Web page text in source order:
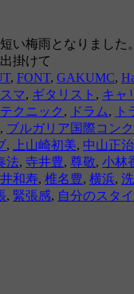
い梅雨となりまし
掛けて
, FONT, GAKUMC,
マ, ギタリスト , キャ
テクニック , ドラム, ト
, ブルガリア国際コン
, 上山崎初美, 中山正治
法, 寺井豊, 尊敬, 小林
和寿, 椎名豊, 横浜,
, 緊張感, 自分のスタ